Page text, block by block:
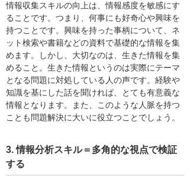
情報収集スキルの向上は、情報感度を敏感にす
ることです。つまり、何事にも好奇心や興味を
持つことです。興味を持った事柄について、ネ
ット検索や書籍などの資料で基礎的な情報を集
めます。しかし、大切なのは、生きた情報を集
めること。生きた情報というのは実際にテーマ
となる問題に対処している人の声です。経験や
知識を基にした話を聞ければ、とても有意義な
情報となります。また、このような人脈を持つ
ことも問題解決に大いに役立つことでしょう。
3. 情報分析スキル＝多角的な視点で検証
する